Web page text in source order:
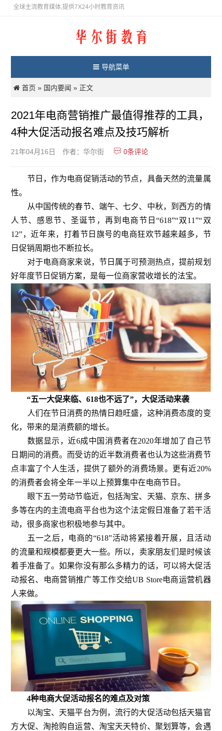
全球主流教育媒体,提供7X24小时教育资讯
导航菜单
首页 » 国内要闻 » 正文
2021年电商营销推广最值得推荐的工具，
4种大促活动报名难点及技巧解析
21年04月16日 作者：华尔街 0条评论
节日，作为电商促销活动的节点，具备天然的流量属
性。
从中国传统的春节、端午、七夕、中秋，到西方的情
人节、感恩节、圣诞节，再到电商节日“618”“双11”“双
12”，近年来，打着节日旗号的电商狂欢节越来越多，节
日促销周期也不断拉长。
对于电商商家来说，节日属于可预测热点，提前规划
好年度节日促销方案，是每一位商家营收增长的法宝。
“五一大促来临、618也不远了”，大促活动来袭
人们在节日消费的热情日趋旺盛，这种消费态度的变
化，带来的是消费额的增长。
数据显示，近6成中国消费者在2020年增加了自己节
日期间的消费。而受访的近半数消费者也认为这些消费节
点丰富了个人生活，提供了额外的消费场景。更有近20%
的消费者会将全年一半以上预算集中在电商节日。
眼下五一劳动节临近，包括淘宝、天猫、京东、拼多
多等在内的主流电商平台也为这个法定假日准备了若干活
动，很多商家也积极地参与其中。
五一之后，电商的“618”活动将紧接着开展，且活动
的流量和规模都要更大一些。所以，卖家朋友们是时候该
着手准备了。如果你没有那么多精力的话，可以将大促活
动报名、电商营销推广等工作交给UB Store电商运营机器
人来做。
4种电商大促活动报名的难点及对策
以淘宝、天猫平台为例，流行的大促活动包括天猫官
方大促、淘抢购自运营、淘宝天天特价、聚划算等，会遇